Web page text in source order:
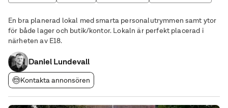
En bra planerad lokal med smarta personalutrymmen samt ytor
för både lager och butik/kontor. Lokaln är perfekt placerad i
närheten av E18.
Daniel Lundevall
Kontakta annonsören